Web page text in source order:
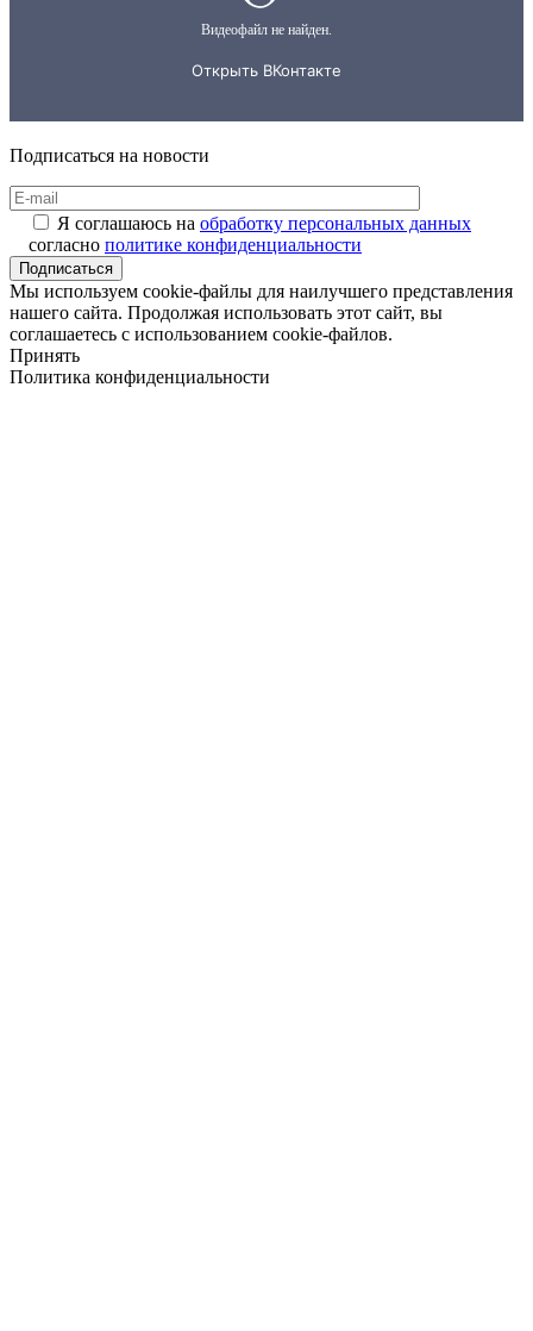
Подписаться на новости
Я соглашаюсь на обработку персональных данных
согласно политике конфиденциальности
Подписаться
Мы используем cookie-файлы для наилучшего представления
нашего сайта. Продолжая использовать этот сайт, вы
соглашаетесь с использованием cookie-файлов.
Принять
Политика конфиденциальности